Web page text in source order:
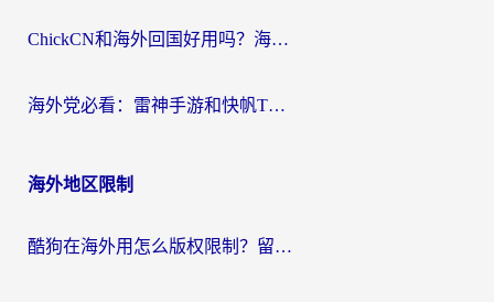
ChickCN和海外回国好用吗？海外党2026亲测：从手游到影音，选对加速器的3个关键
海外党必看：雷神手游和快帆TV版好用吗？3步选对回国加速器不踩坑
海外地区限制
酷狗在海外用怎么版权限制？留学生亲测：3步解决听国内音乐难题